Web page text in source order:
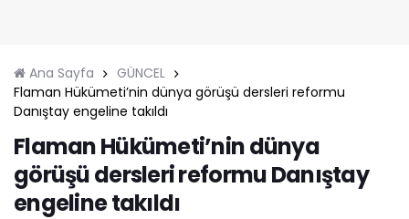
Ana Sayfa
GÜNCEL
Flaman Hükümeti’nin dünya görüşü dersleri reformu
Danıştay engeline takıldı
Flaman Hükümeti’nin dünya
görüşü dersleri reformu Danıştay
engeline takıldı